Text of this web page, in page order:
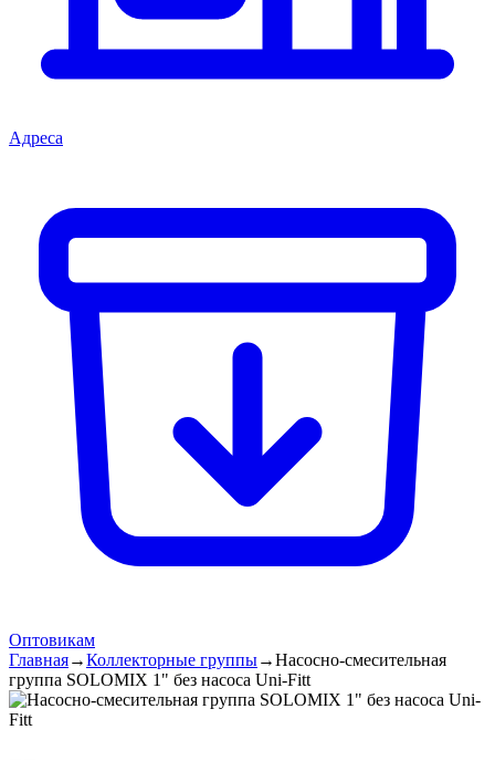
Адреса
Оптовикам
Главная→Коллекторные группы→Насосно-смесительная
группа SOLOMIX 1" без насоса Uni-Fitt